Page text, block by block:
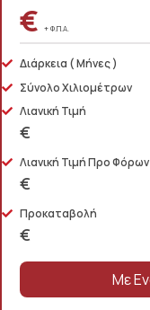
€ + Φ.Π.Α.
Διάρκεια ( Μήνες )
Σύνολο Χιλιομέτρων
Λιανική Τιμή
€
Λιανική Τιμή Προ Φόρων
€
Προκαταβολή
€